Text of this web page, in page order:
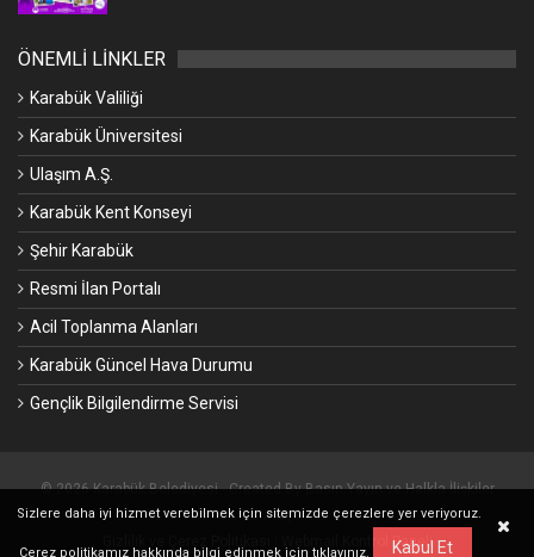
ÖNEMLİ LİNKLER
Karabük Valiliği
Karabük Üniversitesi
Ulaşım A.Ş.
Karabük Kent Konseyi
Şehir Karabük
Resmi İlan Portalı
Acil Toplanma Alanları
Karabük Güncel Hava Durumu
Gençlik Bilgilendirme Servisi
© 2026 Karabük Belediyesi - Created By Basın Yayın ve Halkla İlişkiler
Müdürlüğü.
Webmail Kontrol Paneli
Sizlere daha iyi hizmet verebilmek için sitemizde çerezlere yer veriyoruz.
Çerez politikamız hakkında bilgi edinmek için tıklayınız. Kabul Et